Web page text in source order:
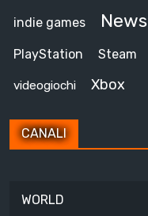
indie games News
PlayStation Steam
videogiochi Xbox
CANALI
WORLD